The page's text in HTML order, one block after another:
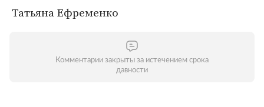
Татьяна Ефременко
Комментарии закрыты за истечением срока
давности